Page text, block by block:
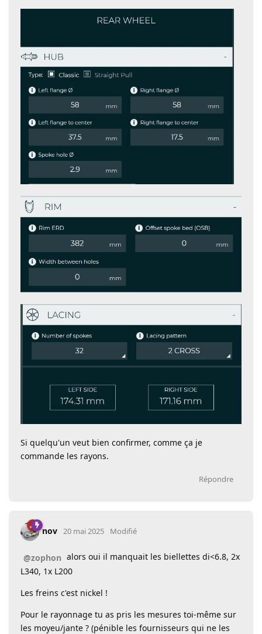
Si quelqu'un veut bien confirmer, comme ça je
commande les rayons.
Répondre
nov 20 mai 2025 Modifié
@zophon alors oui il manquait les biellettes di<6.8, 2x
L340, 1x L200
Les freins c'est nickel !
Pour le rayonnage tu as pris les mesures toi-même sur
les moyeu/jante ? (pénible les fournisseurs qui ne les